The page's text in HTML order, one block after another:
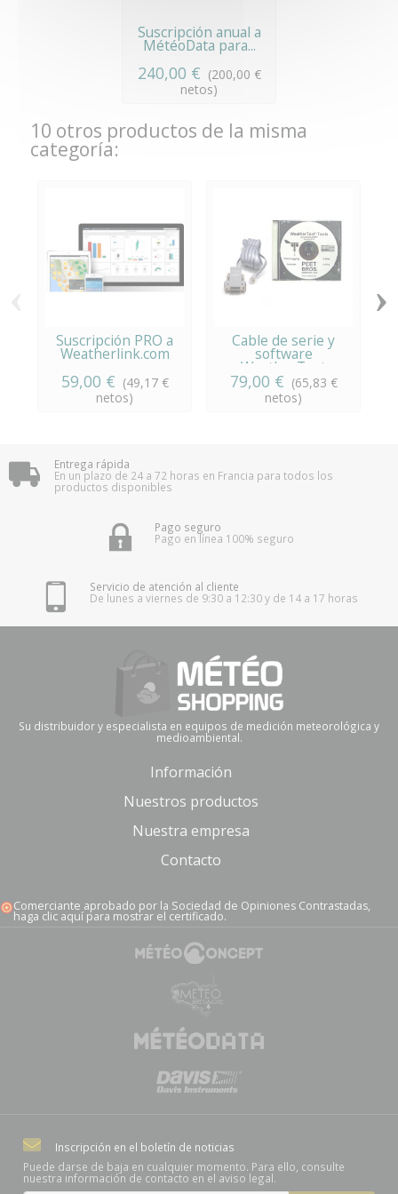
Suscripción anual a
MétéoData para...
240,00 € (200,00 €
netos)
10 otros productos de la misma
categoría:
Suscripción PRO a
Weatherlink.com
59,00 € (49,17 €
netos)
Cable de serie y
software
WeatherText
79,00 € (65,83 €
netos)
›
Entrega rápida
En un plazo de 24 a 72 horas en Francia para todos los
productos disponibles
Pago seguro
Pago en línea 100% seguro
Servicio de atención al cliente
De lunes a viernes de 9:30 a 12:30 y de 14 a 17 horas
Su distribuidor y especialista en equipos de medición meteorológica y
medioambiental.
Información
Nuestros productos
Nuestra empresa
Contacto
Comerciante aprobado por la Sociedad de Opiniones Contrastadas,
haga clic aquí para mostrar el certificado.
Inscripción en el boletín de noticias
Puede darse de baja en cualquier momento. Para ello, consulte
nuestra información de contacto en el aviso legal.